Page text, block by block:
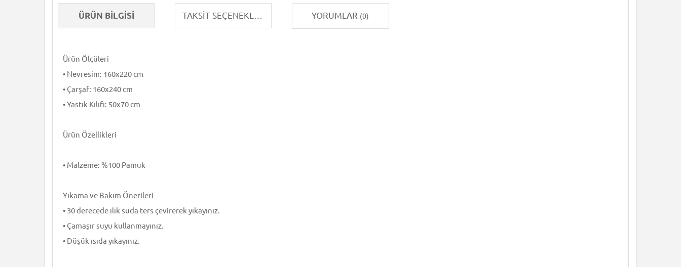
ÜRÜN BILGISI TAKSIT SEÇENEKLERI YORUMLAR (0)
Ürün Ölçüleri
• Nevresim: 160x220 cm
• Çarşaf: 160x240 cm
• Yastık Kılıfı: 50x70 cm
Ürün Özellikleri
• Malzeme: %100 Pamuk
Yıkama ve Bakım Önerileri
• 30 derecede ılık suda ters çevirerek yıkayınız.
• Çamaşır suyu kullanmayınız.
• Düşük ısıda yıkayınız.